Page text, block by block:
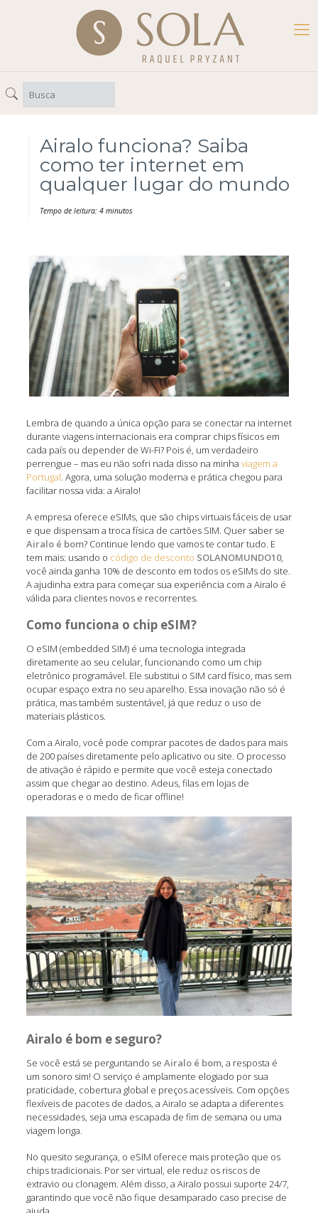
Airalo funciona? Saiba
como ter internet em
qualquer lugar do mundo
Tempo de leitura: 4 minutos
Lembra de quando a única opção para se conectar na internet
durante viagens internacionais era comprar chips físicos em
cada país ou depender de Wi-Fi? Pois é, um verdadeiro
perrengue – mas eu não sofri nada disso na minha viagem a
Portugal. Agora, uma solução moderna e prática chegou para
facilitar nossa vida: a Airalo!
A empresa oferece eSIMs, que são chips virtuais fáceis de usar
e que dispensam a troca física de cartões SIM. Quer saber se
Airalo é bom? Continue lendo que vamos te contar tudo. E
tem mais: usando o código de desconto SOLANOMUNDO10,
você ainda ganha 10% de desconto em todos os eSIMs do site.
A ajudinha extra para começar sua experiência com a Airalo é
válida para clientes novos e recorrentes.
Como funciona o chip eSIM?
O eSIM (embedded SIM) é uma tecnologia integrada
diretamente ao seu celular, funcionando como um chip
eletrônico programável. Ele substitui o SIM card físico, mas sem
ocupar espaço extra no seu aparelho. Essa inovação não só é
prática, mas também sustentável, já que reduz o uso de
materiais plásticos.
Com a Airalo, você pode comprar pacotes de dados para mais
de 200 países diretamente pelo aplicativo ou site. O processo
de ativação é rápido e permite que você esteja conectado
assim que chegar ao destino. Adeus, filas em lojas de
operadoras e o medo de ficar offline!
Airalo é bom e seguro?
Se você está se perguntando se Airalo é bom, a resposta é
um sonoro sim! O serviço é amplamente elogiado por sua
praticidade, cobertura global e preços acessíveis. Com opções
flexíveis de pacotes de dados, a Airalo se adapta a diferentes
necessidades, seja uma escapada de fim de semana ou uma
viagem longa.
No quesito segurança, o eSIM oferece mais proteção que os
chips tradicionais. Por ser virtual, ele reduz os riscos de
extravio ou clonagem. Além disso, a Airalo possui suporte 24/7,
garantindo que você não fique desamparado caso precise de